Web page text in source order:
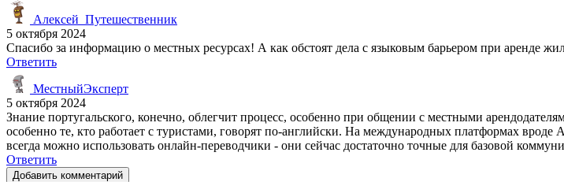
Алексей_Путешественник
5 октября 2024
Спасибо за информацию о местных ресурсах! А как обстоят дела с языковым барьером при аренде
Ответить
МестныйЭксперт
5 октября 2024
Знание португальского, конечно, облегчит процесс, особенно при общении с местными
особенно те, кто работает с туристами, говорят по-английски. На международных платформах
всегда можно использовать онлайн-переводчики - они сейчас достаточно точные для базовой
Ответить
Добавить комментарий